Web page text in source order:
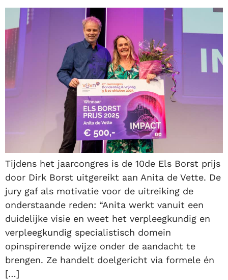
Tijdens het jaarcongres is de 10de Els Borst prijs
door Dirk Borst uitgereikt aan Anita de Vette. De
jury gaf als motivatie voor de uitreiking de
onderstaande reden: “Anita werkt vanuit een
duidelijke visie en weet het verpleegkundig en
verpleegkundig specialistisch domein
opinspirerende wijze onder de aandacht te
brengen. Ze handelt doelgericht via formele én
[…]